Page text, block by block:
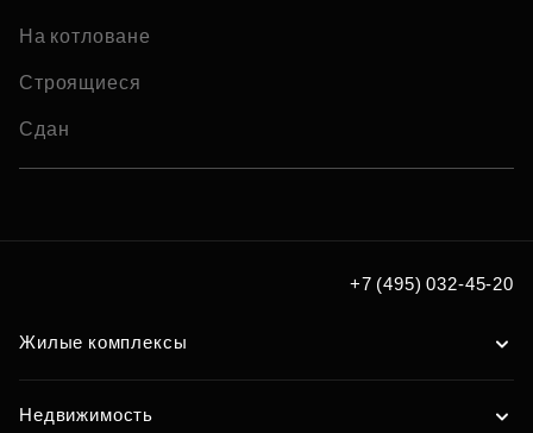
На котловане
Строящиеся
Сдан
+7 (495) 032-45-20
Жилые комплексы
Недвижимость